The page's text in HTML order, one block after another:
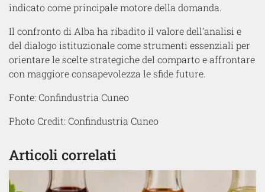
indicato come principale motore della domanda.
Il confronto di Alba ha ribadito il valore dell’analisi e
del dialogo istituzionale come strumenti essenziali per
orientare le scelte strategiche del comparto e affrontare
con maggiore consapevolezza le sfide future.
Fonte: Confindustria Cuneo
Photo Credit: Confindustria Cuneo
Articoli correlati